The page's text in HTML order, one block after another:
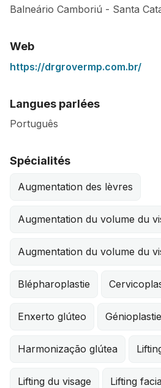
Balneário Camboriú - Santa
Web
https://drgrovermp.com.br/
Langues parlées
Português
Spécialités
Augmentation des lèvres
Augmentation du volume du
Augmentation du volume du
Blépharoplastie
Enxerto glúteo Génioplastie
Harmonização glútea
Lifting du visage Lifting